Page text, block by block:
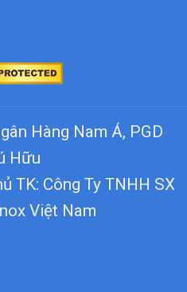
Hàng Nam Á, PGD
Hữu
TK: Công Ty TNHH SX
Việt Nam